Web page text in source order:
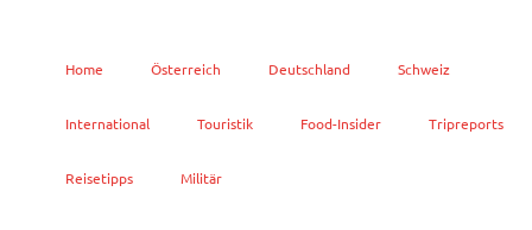
Home Österreich Deutschland Schweiz
International Touristik Food-Insider Tripreports
Reisetipps Militär